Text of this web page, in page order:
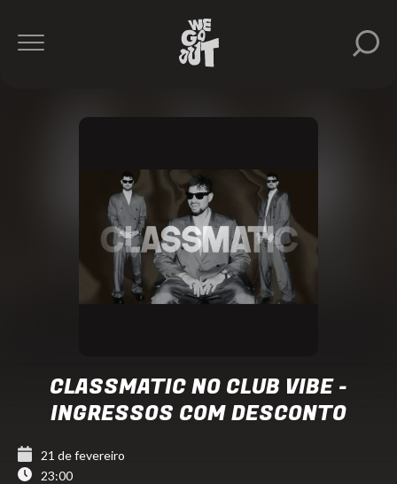
Club
https://www.instagram.com/clubvibe/
CLASSMATIC NO CLUB VIBE -
INGRESSOS COM DESCONTO
21 de fevereiro
23:00